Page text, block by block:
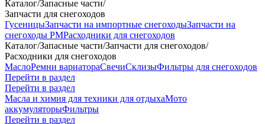
Каталог/Запасные части/
Запчасти для снегоходов
ГусеницыЗапчасти на импортные снегоходыЗапчасти на
снегоходы РМРасходники для снегоходов
Каталог/Запасные части/Запчасти для снегоходов/
Расходники для снегоходов
МаслоРемни вариатораСвечиСклизыФильтры для снегоходов
Перейти в раздел
Перейти в раздел
Масла и химия для техники для отдыхаМото
аккумуляторыФильтры
Перейти в раздел